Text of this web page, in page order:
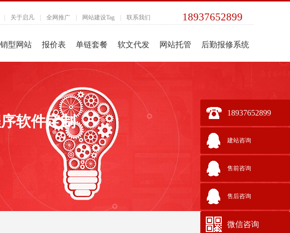
关于启凡 全网推广 网站建设Tag 联系我们 18937652899
型网站 报价表 单链套餐 软文代发 网站托管 后勤报修系统
软件定制
18937652899
建站咨询
售前咨询
售后咨询
微信咨询